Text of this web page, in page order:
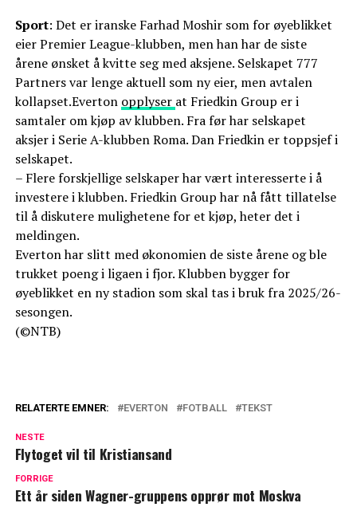
Sport: Det er iranske Farhad Moshir som for øyeblikket
eier Premier League-klubben, men han har de siste
årene ønsket å kvitte seg med aksjene. Selskapet 777
Partners var lenge aktuell som ny eier, men avtalen
kollapset.Everton opplyser at Friedkin Group er i
samtaler om kjøp av klubben. Fra før har selskapet
aksjer i Serie A-klubben Roma. Dan Friedkin er toppsjef i
selskapet.
– Flere forskjellige selskaper har vært interesserte i å
investere i klubben. Friedkin Group har nå fått tillatelse
til å diskutere mulighetene for et kjøp, heter det i
meldingen.
Everton har slitt med økonomien de siste årene og ble
trukket poeng i ligaen i fjor. Klubben bygger for
øyeblikket en ny stadion som skal tas i bruk fra 2025/26-
sesongen.
(©NTB)
RELATERTE EMNER: EVERTON FOTBALL TEKST
NESTE
Flytoget vil til Kristiansand
FORRIGE
Ett år siden Wagner-gruppens opprør mot Moskva